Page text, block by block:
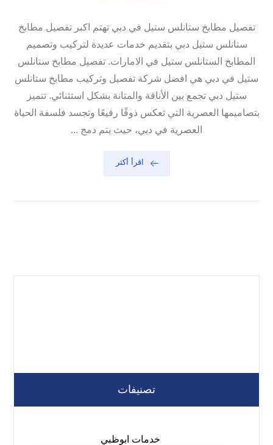
تفصيل مطابخ ستانلس ستيل في دبي تهتم اكبر تفصيل مطابخ
ستانلس ستيل دبي بتقديم خدمات عديدة لتركيب وتصميم
المطابخ الستانلس ستيل في الامارات. تفصيل مطابخ ستانلس
ستيل في دبي هي افضل شركة تفصيل وتركيب مطابخ ستانلس
ستيل دبي تجمع بين الأناقة والمتانة بشكل استثنائي. تتميز
بتصاميمها العصرية التي تعكس ذوقًا رفيعًا وتجسد فلسفة الحياة
العصرية في دبي، حيث يتم دمج ...
اقرأ أكثر
تصنيفات
خدمات ابوظبي